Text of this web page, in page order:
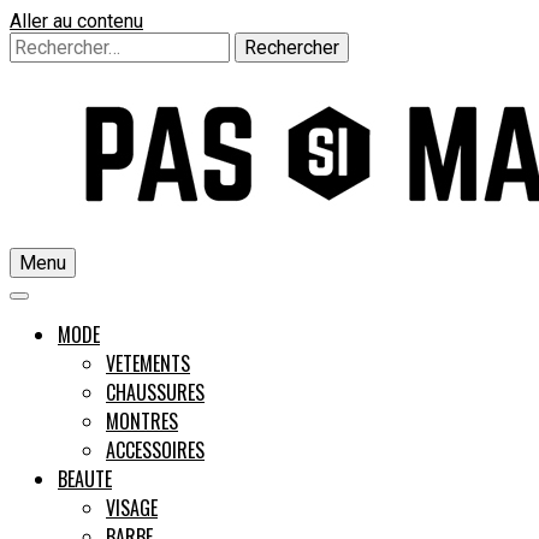
Aller au contenu
Rechercher :
Pas si
Un guide pour l'homme moderne
Menu
MODE
VETEMENTS
CHAUSSURES
MONTRES
ACCESSOIRES
BEAUTE
VISAGE